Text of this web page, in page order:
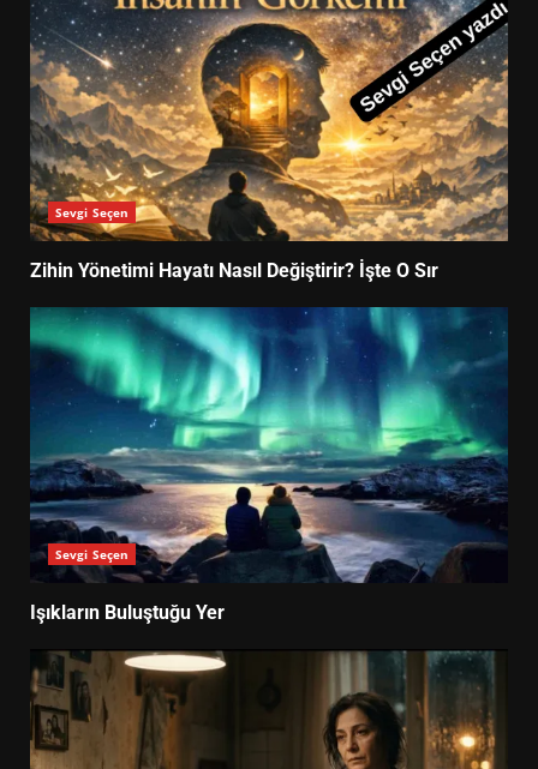
Sevgi Seçen
Zihin Yönetimi Hayatı Nasıl Değiştirir? İşte O Sır
Sevgi Seçen
Işıkların Buluştuğu Yer